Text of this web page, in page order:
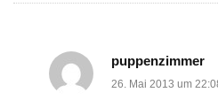
puppenzimmer
26. Mai 2013 um